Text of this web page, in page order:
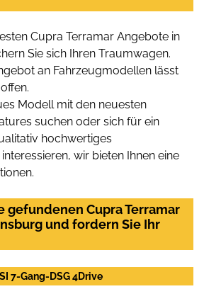
Cupra Terramar Angebote in
Sie sich Ihren Traumwagen.
an Fahrzeugmodellen lässt
Modell mit den neuesten
suchen oder sich für ein
hochwertiges
wir bieten Ihnen eine
gefundenen Cupra Terramar
und fordern Sie Ihr
7-Gang-DSG 4Drive